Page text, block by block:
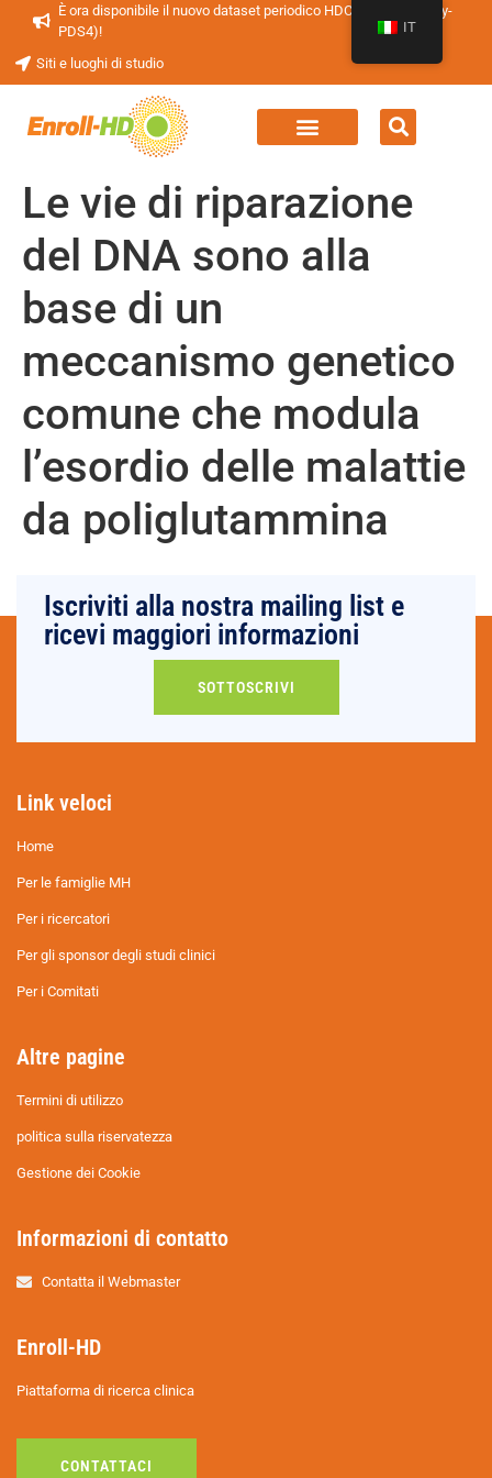
È ora disponibile il nuovo dataset periodico HDClarity (HDClarity-
PDS4)!
Siti e luoghi di studio
Le vie di riparazione
del DNA sono alla
base di un
meccanismo genetico
comune che modula
l’esordio delle malattie
da poliglutammina
Iscriviti alla nostra mailing list e
ricevi maggiori informazioni
SOTTOSCRIVI
Link veloci
Home
Per le famiglie MH
Per i ricercatori
Per gli sponsor degli studi clinici
Per i Comitati
Altre pagine
Termini di utilizzo
politica sulla riservatezza
Gestione dei Cookie
Informazioni di contatto
Contatta il Webmaster
Enroll-HD
Piattaforma di ricerca clinica
CONTATTACI
IT